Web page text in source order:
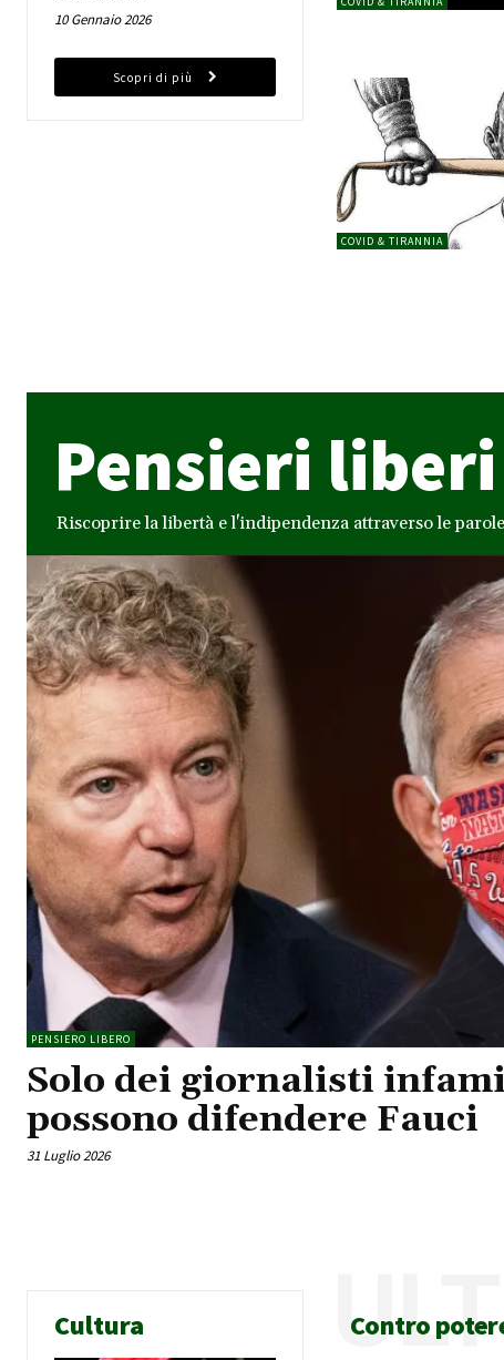
10 Gennaio 2026
Scopri di più
COVID & TIRANNIA
Pensieri liberi
Riscoprire la libertà e l'indipendenza attraverso le
PENSIERO LIBERO
Solo dei giornalisti infami
possono difendere Fauci
31 Luglio 2026
Cultura Contro